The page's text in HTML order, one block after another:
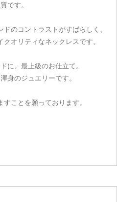
です。
のコントラストがすばらしく、
オリティなネックレスです。
に、最上級のお仕立て。
身のジュエリーです。
ことを願っております。
を続ける